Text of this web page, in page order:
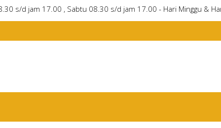
s/d jam 17.00 , Sabtu 08.30 s/d jam 17.00 - Hari Minggu &